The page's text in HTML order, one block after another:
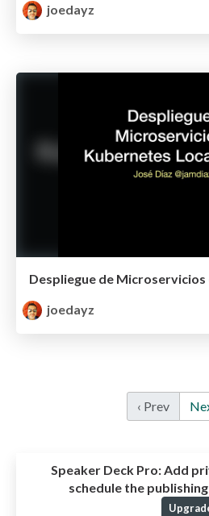
joedayz
joedayz
‹ Prev
Speaker Deck Pro:Add
schedule the